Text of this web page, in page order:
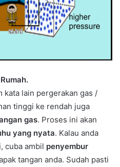
kata lain pergerakan gas /
tinggi ke rendah juga
gas. Proses ini akan
yang nyata. Kalau anda
cuba ambil penyembur
tangan anda. Sudah pasti